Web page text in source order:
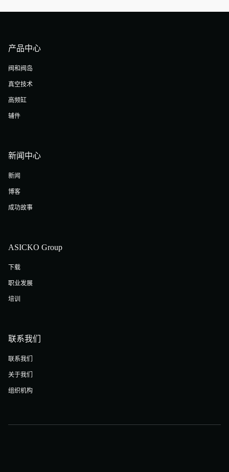
产品中心
阀和阀岛
真空技术
高频缸
辅件
新闻中心
新闻
博客
成功故事
ASICKO Group
下载
职业发展
培训
联系我们
联系我们
关于我们
组织机构